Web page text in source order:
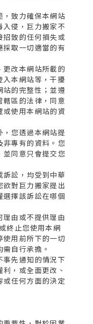
，致力確保本網站
入侵，巨力搬家不
招致的任何損失或
採取一切適當的有
更改本網站所載的
入本網站等，干擾
站的完整性；並遵
區的法律，同意
或使用本網站的資
，您透過本網站提
非專有的資料。您
並同意只會提交您
訴訟，均受到中華
欲對巨力搬家提出
選擇該訴訟在哪個
由或不提供理由
終止您使用本網
使用前所下的一切
自行承擔。
先通知的情況下
，或全面更改、
任何方面的決定